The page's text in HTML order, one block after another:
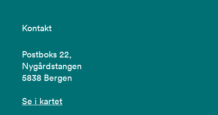
Kontakt
Postboks 22,
Nygårdstangen
5838 Bergen
Se i kartet